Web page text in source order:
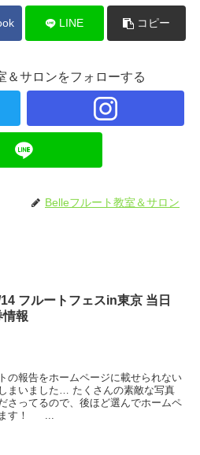
LINE コピー
＆サロンをフォローする
Belleフルート教室＆サロン
フルートフェスin東京 当日
情報
の報告をホームページに載せられない
まいました… たくさんの素敵な写真
さってるので、後ほど選んでホームペ
ます！ ...